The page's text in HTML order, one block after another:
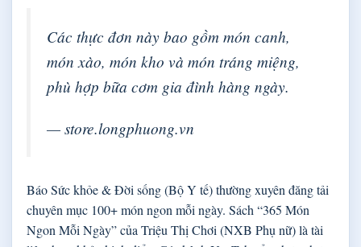
Các thực đơn này bao gồm món canh,
món xào, món kho và món tráng miệng,
phù hợp bữa cơm gia đình hàng ngày.
— store.longphuong.vn
Báo Sức khỏe & Đời sống (Bộ Y tế) thường xuyên đăng tải
chuyên mục 100+ món ngon mỗi ngày. Sách “365 Món
Ngon Mỗi Ngày” của Triệu Thị Chơi (NXB Phụ nữ) là tài